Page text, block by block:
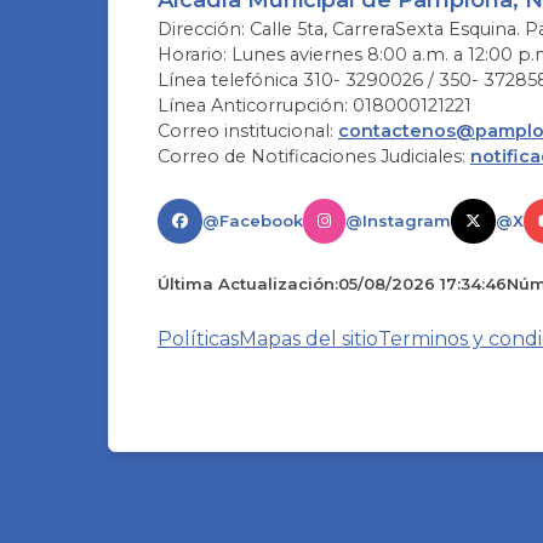
Dirección: Calle 5ta, CarreraSexta Esquina.
Horario: Lunes aviernes 8:00 a.m. a 12:00
Línea telefónica 310- 3290026 / 350-
Línea Anticorrupción: 018000121221
Correo institucional:
Correo de Notificaciones Judiciales:
@Facebook @Instagram @X
Última Actualización:05/08/2026 17:34:46
PolíticasMapas del sitioTerminos y